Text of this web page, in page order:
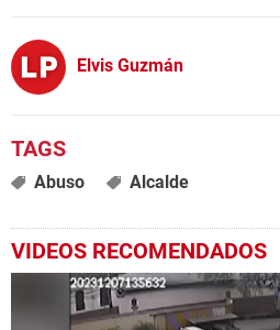
Elvis Guzmán
Abuso Alcalde
VIDEOS RECOMENDADOS